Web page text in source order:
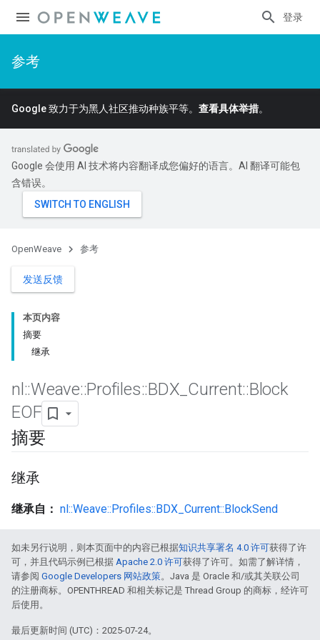
登录
参考
Google 致力于为黑人社区推动种族平等。 查看具体举措。
Google 会使用 AI 技术将内容翻译成您偏好的语言。AI 翻译可能包
含错误。
OpenWeave 参考
发送反馈
本页内容
摘要
继承
nl ::Weave::Profiles::BDX Current::Block
EOF
摘要
继承
继承自： nl::Weave::Profiles::BDX_Current::BlockSend
如未另行说明，则本页面中的内容已根据知识共享署名 4.0 许可获得了许
可，并且代码示例已根据 Apache 2.0 许可获得了许可。如需了解详情，
请参阅 Google Developers 网站政策。Java 是 Oracle 和/或其关联公司
的注册商标。OPENTHREAD 和相关标记是 Thread Group 的商标，经许可
后使用。
最后更新时间 (UTC)：2025-07-24。